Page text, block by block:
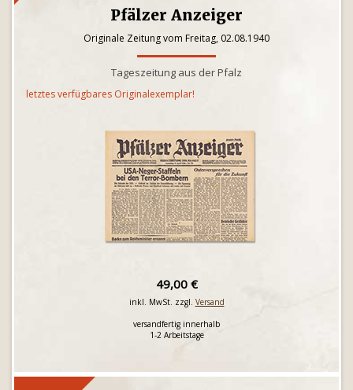
Pfälzer Anzeiger
Originale Zeitung vom Freitag, 02.08.1940
Tageszeitung aus der Pfalz
letztes verfügbares Originalexemplar!
49,00 €
inkl. MwSt. zzgl. Versand
versandfertig innerhalb
1-2 Arbeitstage